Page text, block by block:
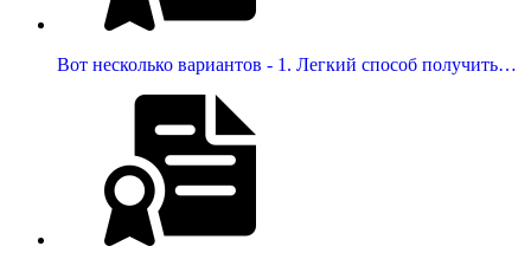
Вот несколько вариантов - 1. Легкий способ получить…